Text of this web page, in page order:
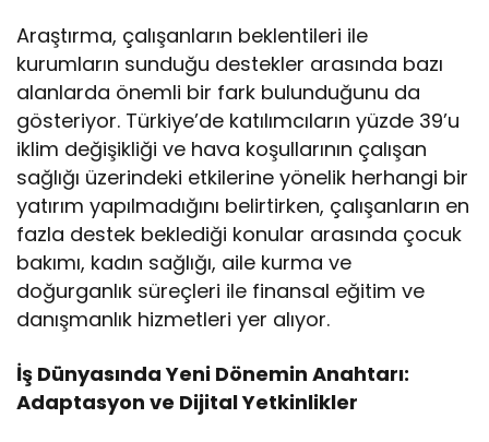
Araştırma, çalışanların beklentileri ile
kurumların sunduğu destekler arasında bazı
alanlarda önemli bir fark bulunduğunu da
gösteriyor. Türkiye’de katılımcıların yüzde 39’u
iklim değişikliği ve hava koşullarının çalışan
sağlığı üzerindeki etkilerine yönelik herhangi bir
yatırım yapılmadığını belirtirken, çalışanların en
fazla destek beklediği konular arasında çocuk
bakımı, kadın sağlığı, aile kurma ve
doğurganlık süreçleri ile finansal eğitim ve
danışmanlık hizmetleri yer alıyor.
İş Dünyasında Yeni Dönemin Anahtarı:
Adaptasyon ve Dijital Yetkinlikler